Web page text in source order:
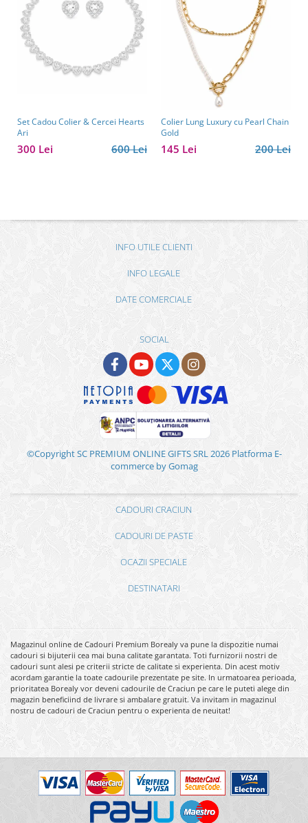
Set Cadou Colier & Cercei Hearts
Ari
600 Lei
300 Lei
Colier Lung Luxury cu Pearl Chain
Gold
200 Lei
145 Lei
INFO UTILE CLIENTI
INFO LEGALE
DATE COMERCIALE
SOCIAL
©Copyright SC PREMIUM ONLINE GIFTS SRL 2026 Platforma E-
commerce by Gomag
CADOURI CRACIUN
CADOURI DE PASTE
OCAZII SPECIALE
DESTINATARI
Magazinul online de Cadouri Premium Borealy va pune la dispozitie numai
cadouri si bijuterii cea mai buna calitate garantata. Toti furnizorii nostri de
cadouri sunt alesi pe criterii stricte de calitate si experienta. Din acest motiv
acordam garantie la toate cadourile prezentate pe site. In urmatoarea perioada,
prioritatea Borealy vor deveni cadourile de Craciun pe care le puteti alege din
magazin beneficiind de livrare si ambalare gratuit. Va invitam in magazinul
nostru de cadouri de Craciun pentru o experienta de neuitat!